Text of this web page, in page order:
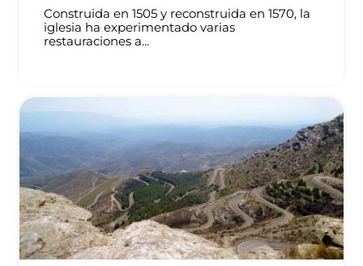
Construida en 1505 y reconstruida en 1570, la
iglesia ha experimentado varias
restauraciones a...